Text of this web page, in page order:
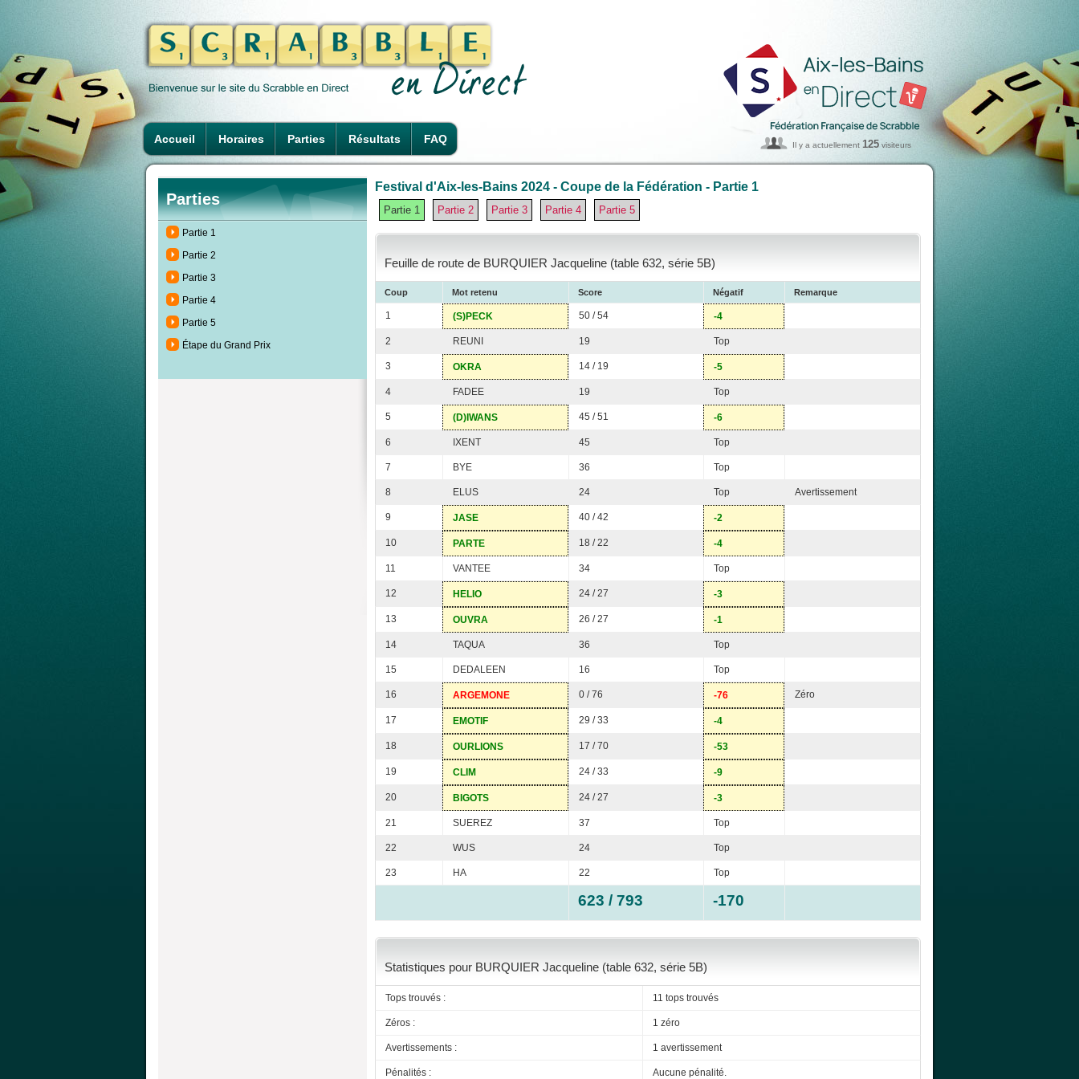
Accueil Horaires Parties Résultats FAQ Il y a actuellement 125 visiteurs
Parties
Partie 1
Partie 2
Partie 3
Partie 4
Partie 5
Étape du Grand Prix
Festival d'Aix-les-Bains 2024 - Coupe de la Fédération - Partie 1
Partie 1 Partie 2 Partie 3 Partie 4 Partie 5
Feuille de route de BURQUIER Jacqueline (table 632, série 5B)
Coup Mot retenu Score Négatif Remarque
1 (S)PECK 50 / 54 -4
2 REUNI 19 Top
3 OKRA 14 / 19 -5
4 FADEE 19 Top
5 (D)IWANS 45 / 51 -6
6 IXENT 45 Top
7 BYE 36 Top
8 ELUS 24 Top Avertissement
9 JASE 40 / 42 -2
10 PARTE 18 / 22 -4
11 VANTEE 34 Top
12 HELIO 24 / 27 -3
13 OUVRA 26 / 27 -1
14 TAQUA 36 Top
15 DEDALEEN 16 Top
16 ARGEMONE 0 / 76 -76 Zéro
17 EMOTIF 29 / 33 -4
18 OURLIONS 17 / 70 -53
19 CLIM 24 / 33 -9
20 BIGOTS 24 / 27 -3
21 SUEREZ 37 Top
22 WUS 24 Top
23 HA 22 Top
623 / 793 -170
Statistiques pour BURQUIER Jacqueline (table 632, série 5B)
Tops trouvés : 11 tops trouvés
Zéros : 1 zéro
Avertissements : 1 avertissement
Pénalités : Aucune pénalité.